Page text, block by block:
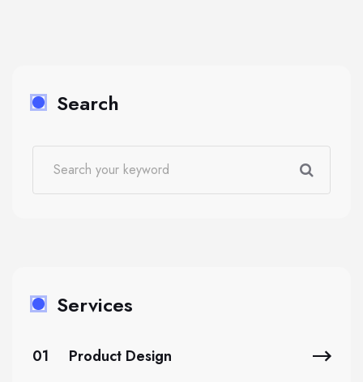
Search
Services
01
Product Design